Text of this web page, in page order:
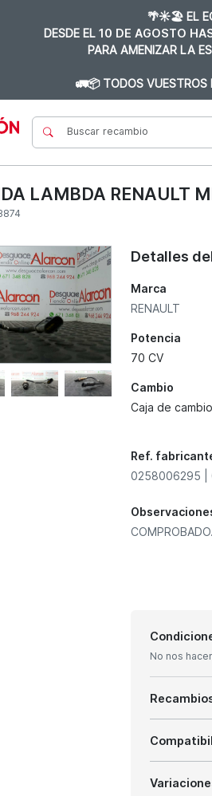
🌴☀️🏖️ EL
DESDE EL 10 DE AGOSTO
PARA AMENIZAR LA
🚛📦 TODOS VUESTROS
LAMBDA RENAULT
Detalles
Marca
RENAULT
Potencia
70 CV
Cambio
Caja de
Ref.
0258006295 |
No nos